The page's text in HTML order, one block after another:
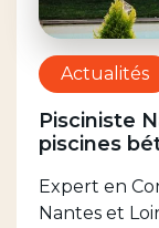
Actualités
Pisciniste
piscines
Expert en
Nantes et